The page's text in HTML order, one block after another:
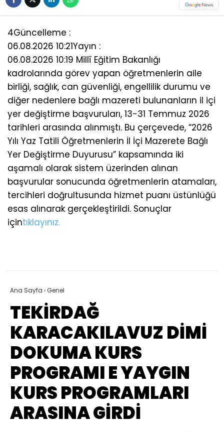
4Güncelleme :
06.08.2026 10:21Yayın :
06.08.2026 10:19 Millî Eğitim Bakanlığı
kadrolarında görev yapan öğretmenlerin aile
birliği, sağlık, can güvenliği, engellilik durumu ve
diğer nedenlere bağlı mazereti bulunanların il içi
yer değiştirme başvuruları, 13-31 Temmuz 2026
tarihleri arasında alınmıştı. Bu çerçevede, “2026
Yılı Yaz Tatili Öğretmenlerin İl İçi Mazerete Bağlı
Yer Değiştirme Duyurusu” kapsamında iki
aşamalı olarak sistem üzerinden alınan
başvurular sonucunda öğretmenlerin atamaları,
tercihleri doğrultusunda hizmet puanı üstünlüğü
esas alınarak gerçekleştirildi. Sonuçlar
içintıklayınız.
Ana Sayfa ›Genel
TEKİRDAĞ
KARACAKILAVUZ DİMİ
DOKUMA KURS
PROGRAMI E YAYGIN
KURS PROGRAMLARI
ARASINA GİRDİ